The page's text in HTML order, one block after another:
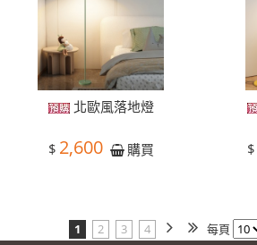
北歐風落地燈
$ 2,600 購買 $
1 2 3 4 每頁